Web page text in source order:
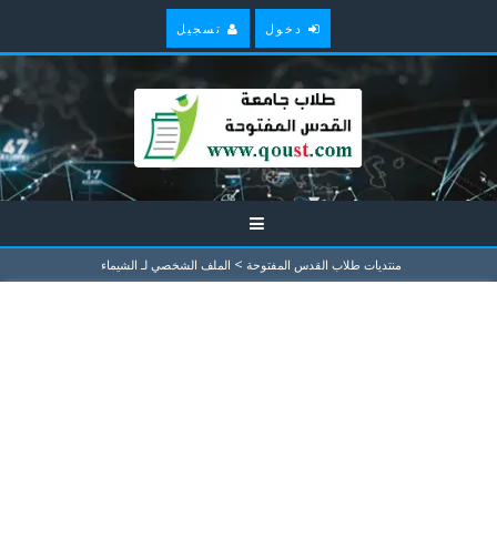
دخول تسجيل
منتديات طلاب القدس المفتوحة > الملف الشخصي لـ الشيماء